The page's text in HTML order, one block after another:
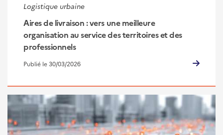
Logistique urbaine
Aires de livraison : vers une meilleure
organisation au service des territoires et des
professionnels
Publié le 30/03/2026